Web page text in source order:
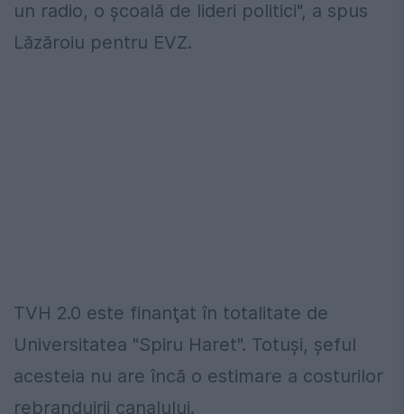
un radio, o şcoală de lideri politici", a spus
Lăzăroiu pentru EVZ.
TVH 2.0 este finanţat în totalitate de
Universitatea "Spiru Haret". Totuşi, şeful
acesteia nu are încă o estimare a costurilor
rebranduirii canalului.